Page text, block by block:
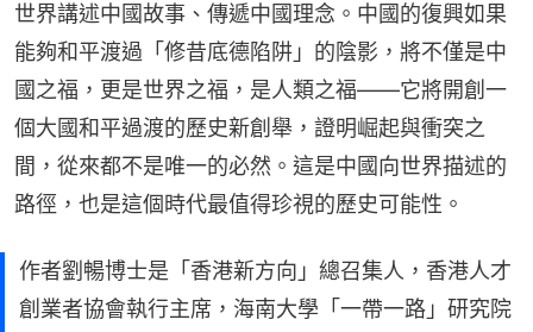
世界講述中國故事、傳遞中國理念。中國的復興如果
能夠和平渡過「修昔底德陷阱」的陰影，將不僅是中
國之福，更是世界之福，是人類之福——它將開創一
個大國和平過渡的歷史新創舉，證明崛起與衝突之
間，從來都不是唯一的必然。這是中國向世界描述的
路徑，也是這個時代最值得珍視的歷史可能性。
作者劉暢博士是「香港新方向」總召集人，香港人才
創業者協會執行主席，海南大學「一帶一路」研究院